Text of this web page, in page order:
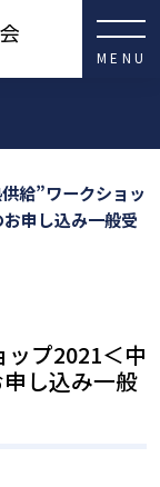
給”ワークショッ
申し込み一般受
プ2021＜中
し込み一般